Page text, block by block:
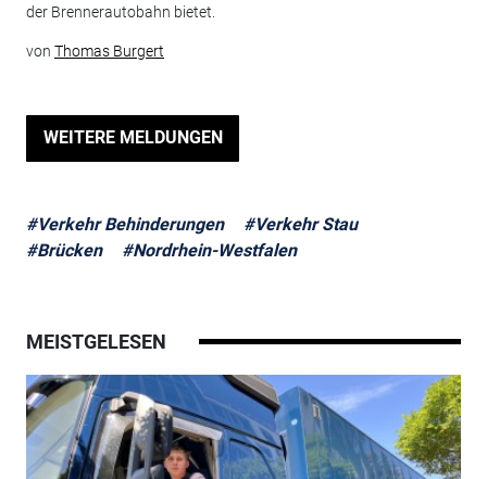
der Brennerautobahn bietet.
von Thomas Burgert
WEITERE MELDUNGEN
#Verkehr Behinderungen
#Verkehr Stau
#Brücken
#Nordrhein-Westfalen
MEISTGELESEN